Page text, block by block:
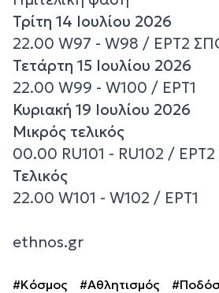
Τρίτη 14 Ιουλίου 2026
22.00 W97 - W98 / ΕΡΤ2
Τετάρτη 15 Ιουλίου 2026
22.00 W99 - W100 / ΕΡΤ1
Κυριακή 19 Ιουλίου 2026
Μικρός τελικός
00.00 RU101 - RU102 /
Τελικός
22.00 W101 - W102 / ΕΡΤ1
ethnos.gr
#Κόσμος #Αθλητισμός